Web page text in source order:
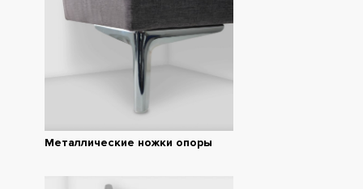
Металлические ножки опоры